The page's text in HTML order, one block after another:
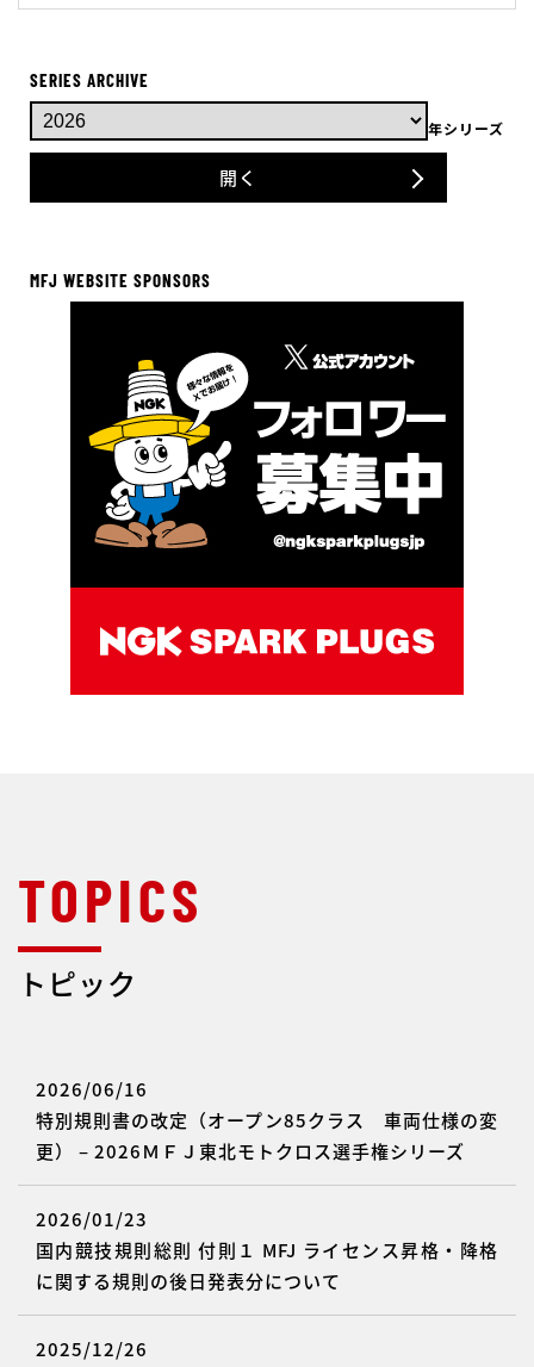
SERIES ARCHIVE
年シリーズ
開く
MFJ WEBSITE SPONSORS
トピック
2026/06/16
特別規則書の改定（オープン85クラス 車両仕様の変
更） – 2026ＭＦＪ東北モトクロス選手権シリーズ
2026/01/23
国内競技規則総則 付則１ MFJ ライセンス昇格・降格
に関する規則の後日発表分について
2025/12/26